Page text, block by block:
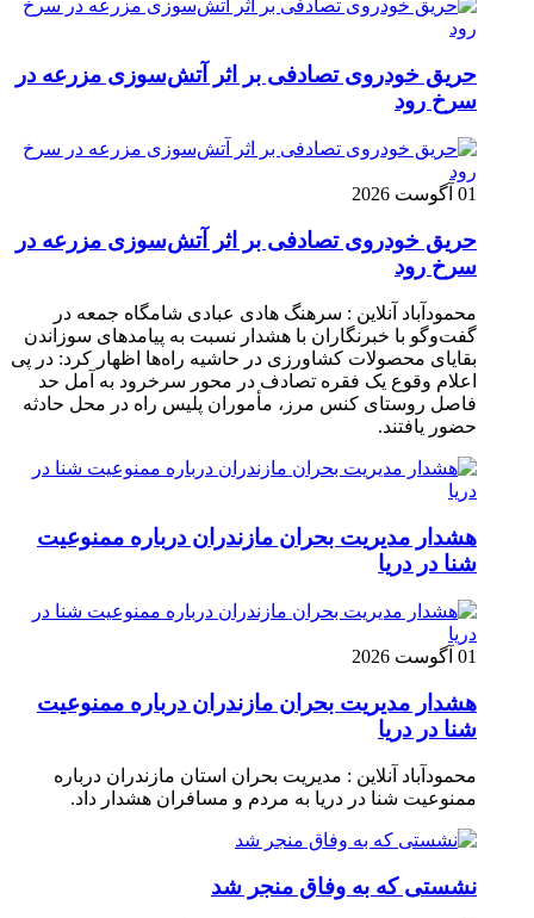
حریق خودروی تصادفی بر اثر آتش‌سوزی مزرعه در
سرخ رود
01 آگوست 2026
حریق خودروی تصادفی بر اثر آتش‌سوزی مزرعه در
سرخ رود
محمودآباد آنلاین : سرهنگ هادی عبادی شامگاه جمعه در
گفت‌وگو با خبرنگاران با هشدار نسبت به پیامدهای سوزاندن
بقایای محصولات کشاورزی در حاشیه راه‌ها اظهار کرد: در پی
اعلام وقوع یک فقره تصادف در محور سرخرود به آمل حد
فاصل روستای کنس مرز، مأموران پلیس راه در محل حادثه
حضور یافتند.
هشدار مدیریت بحران مازندران درباره ممنوعیت
شنا در دریا
01 آگوست 2026
هشدار مدیریت بحران مازندران درباره ممنوعیت
شنا در دریا
محمودآباد آنلاین : مدیریت بحران استان مازندران درباره
ممنوعیت شنا در دریا به مردم و مسافران هشدار داد.
نشستی که به وفاق منجر شد